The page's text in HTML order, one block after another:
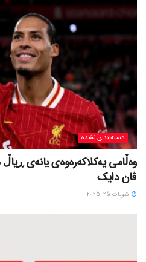
دسته‌بندی نشده
وەڵامی یەکلاکەرەوەی یانەی
ڤان دایک
شوبات 25, 2025